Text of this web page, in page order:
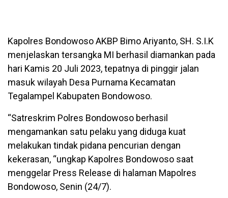
Kapolres Bondowoso AKBP Bimo Ariyanto, SH. S.I.K
menjelaskan tersangka MI berhasil diamankan pada
hari Kamis 20 Juli 2023, tepatnya di pinggir jalan
masuk wilayah Desa Purnama Kecamatan
Tegalampel Kabupaten Bondowoso.
“Satreskrim Polres Bondowoso berhasil
mengamankan satu pelaku yang diduga kuat
melakukan tindak pidana pencurian dengan
kekerasan, “ungkap Kapolres Bondowoso saat
menggelar Press Release di halaman Mapolres
Bondowoso, Senin (24/7).